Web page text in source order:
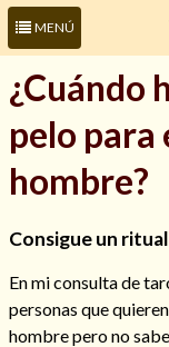
MENÚ
Leer más
¿Cuándo
pelo para
hombre?
Consigue un
En mi consulta de
personas que
hombre pero no